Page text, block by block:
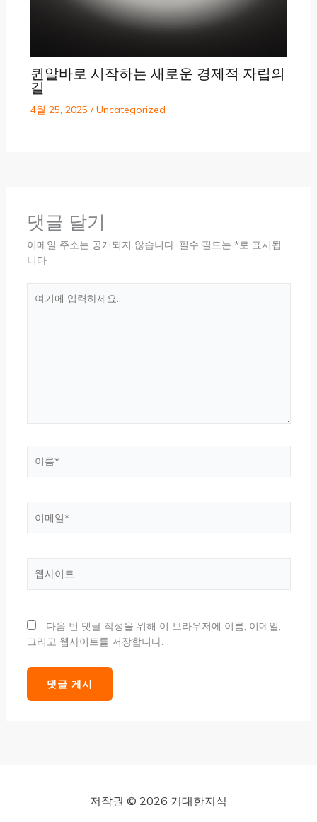
퀸알바로 시작하는 새로운 경제적 자립의
길
4월 25, 2025 /Uncategorized
댓글 달기
이메일 주소는 공개되지 않습니다. 필수 필드는 *로 표시됩
니다
다음 번 댓글 작성을 위해 이 브라우저에 이름, 이메일,
그리고 웹사이트를 저장합니다.
저작권 © 2026 거대한지식